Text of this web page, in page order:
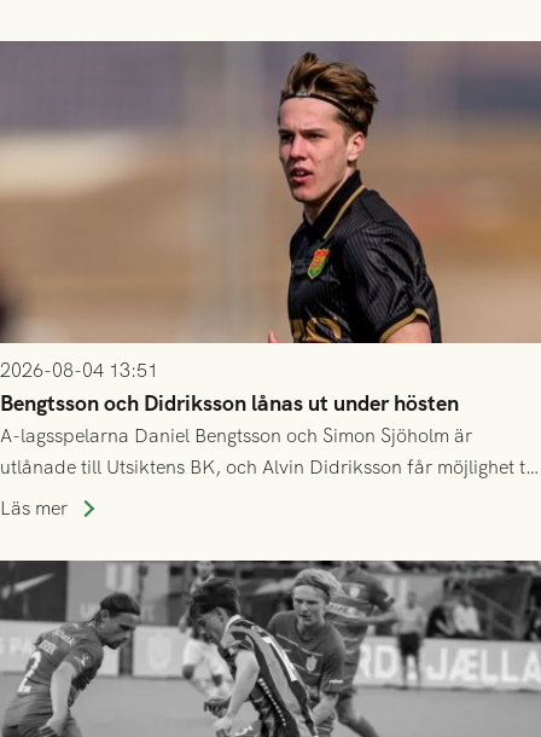
2026-08-04 13:51
Bengtsson och Didriksson lånas ut under hösten
A-lagsspelarna Daniel Bengtsson och Simon Sjöholm är
utlånade till Utsiktens BK, och Alvin Didriksson får möjlighet till
speltid i Hestrafors genom föreningssamarbete.
Läs mer